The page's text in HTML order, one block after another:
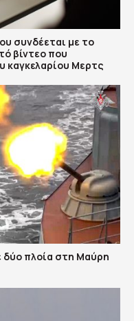
συνδέεται με το
βίντεο που
καγκελαρίου Μερτς
δύο πλοία στη Μαύρη